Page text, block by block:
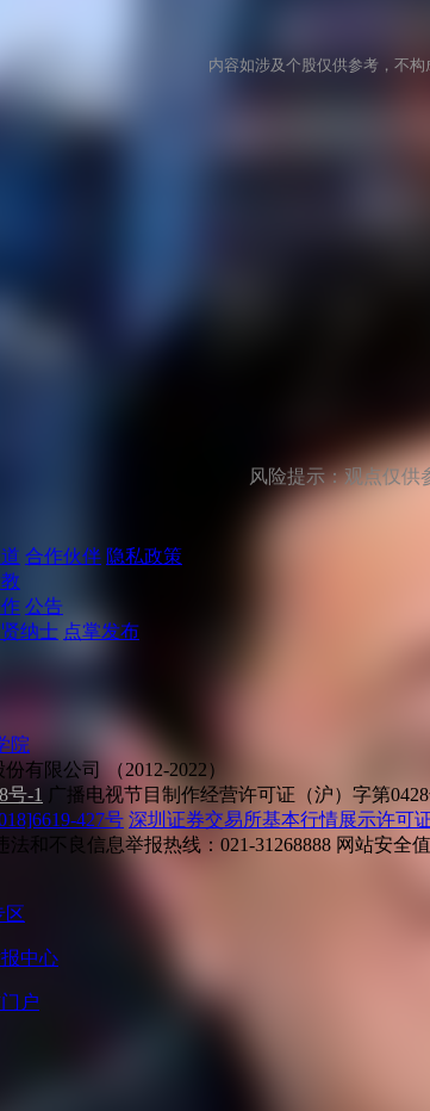
内容如涉及个股仅供参考，不
风险提示：观点仅
合作伙伴 隐私政策
公告
纳士 点掌发布
院
有限公司 （2012-2022）
号-1 广播电视节目制作经营许可证（沪）字第
427号 深圳证券交易所基本行情展示许可
法和不良信息举报热线：021-31268888 网站安全
区
中心
户